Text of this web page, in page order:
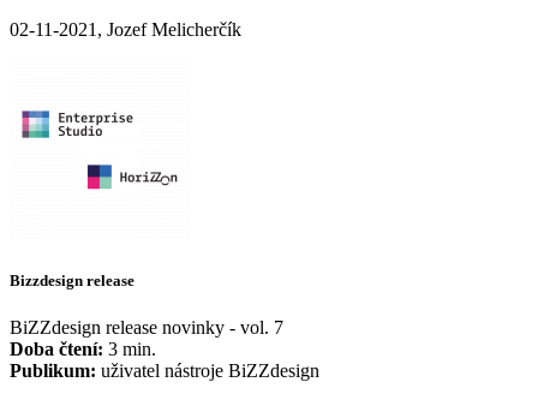
02-11-2021, Jozef Melicherčík
Bizzdesign release
BiZZdesign release novinky - vol. 7
Doba čtení: 3 min.
Publikum: uživatel nástroje BiZZdesign